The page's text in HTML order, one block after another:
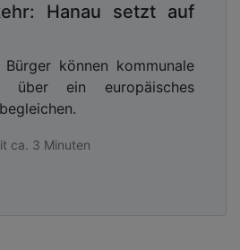
Hanau setzt auf
Bürger können kommunale
über ein europäisches
ca. 3 Minuten